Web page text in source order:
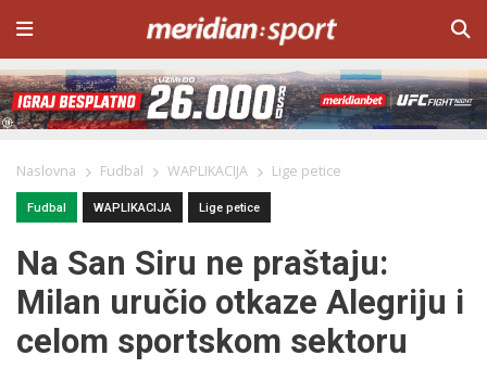
Naslovna Fudbal WAPLIKACIJA Lige petice
Fudbal WAPLIKACIJA Lige petice
Na San Siru ne praštaju:
Milan uručio otkaze Alegriju i
celom sportskom sektoru